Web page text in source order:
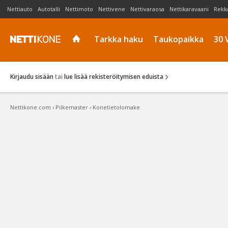
Nettiauto Autotalli Nettimoto Nettivene Nettivaraosa Nettikaravaani
Tarkka haku Taukopaikka 30
Kirjaudu sisään tai lue lisää rekisteröitymisen eduista
Nettikone.com › Pilkemaster › Konetietolomake